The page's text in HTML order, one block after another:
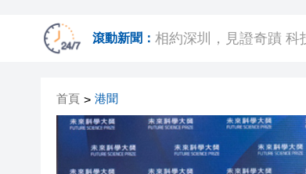
滾動新聞：
相
美股觀望非農數據 道指
有片丨孕婦羊水破裂即
首頁 > 港聞